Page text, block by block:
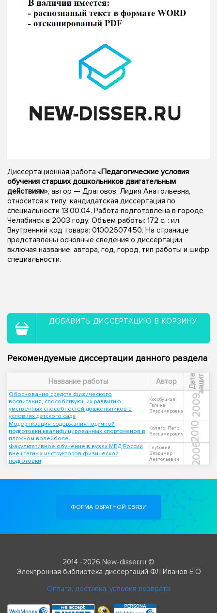
Диссертационная работа «Педагогические условия
обучения старших дошкольников двигательным
действиям», автор — Драговоз, Лидия Анатольевна,
относится к типу: кандидатская диссертация по
специальности 13.00.04. Работа подготовлена в городе
Челябинск в 2003 году. Объем работы: 172 с. : ил.
Внутренний код товара: 01002607450. На странице
представлены основные сведения о диссертации,
включая название, автора, год, город, тип работы и шифр
специальности.
ДОБАВИТЬ ДИССЕРТАЦИЮ В КОРЗИНУ
Рекомендуемые диссертации данного раздела
Название работы Автор Д
а
т
а
з
а
щ
и
т ы
Обоснование средств физического
воспитания, способствующих развитию
умственных способностей дошкольников в
условиях детского сада
Кособуцкая,
Галина
Владимировна
2009
Модернизация содержания годичной
подготовки квалифицированных спортсменов в
пляжном волейболе
Коляго, Петр
Владимирович
2010
Факультативное обучение в вузах МВД России
внештатных инструкторов физической
подготовки
Глубокий,
Владимир
Анатольевич
2006
ФОРМА ОБРАТНОЙ СВЯЗИ
2014 -2026 New-disser.ru ©
Электронная библиотека диссертаций ФЛ Иванов Е О
Оплата, доставка, условия возврата